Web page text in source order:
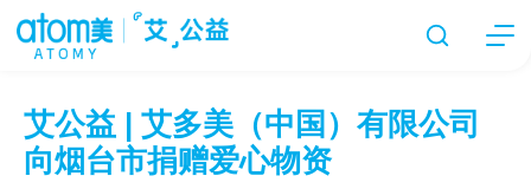
艾公益 | 艾多美（中国）有限公司
向烟台市捐赠爱心物资